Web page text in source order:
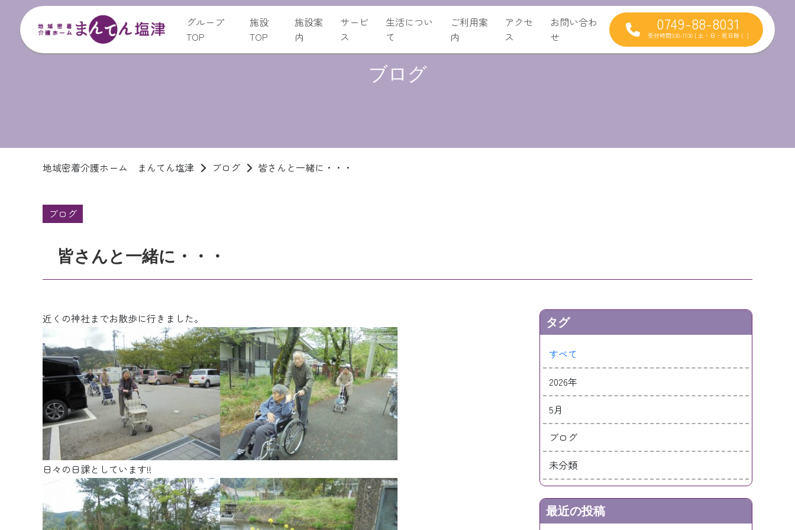
グループ
TOP
施設
TOP
施設案
内
サービ
ス
生活につい
て
ご利用案
内
アクセ
ス
お問い合わ
せ
0749-88-8031
受付時間9:30-17:30 [ 土・日・祝日除く ]
ブログ
地域密着介護ホーム まんてん塩津 ブログ 皆さんと一緒に・・・
ブログ
皆さんと一緒に・・・
近くの神社までお散歩に行きました。
日々の日課としています!!
タグ
すべて
2026年
5月
ブログ
未分類
最近の投稿